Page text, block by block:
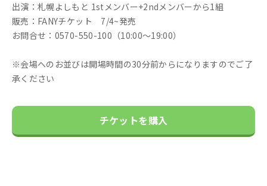
出演：札幌よしもと 1stメンバー+2ndメンバーから1組
販売：FANYチケット 7/4~発売
お問合せ：0570-550-100（10:00～19:00）
※会場へのお並びは開場時間の30分前からになりますのでご了
承ください
チケットを購入